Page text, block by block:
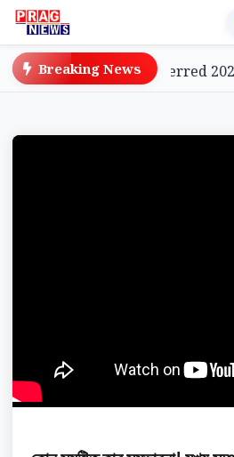
Breaking News
Cinema, to be Conferred 2026